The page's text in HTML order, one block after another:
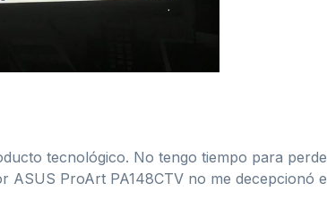
tecnológico. No tengo tiempo para
ProArt PA148CTV no me decepcionó